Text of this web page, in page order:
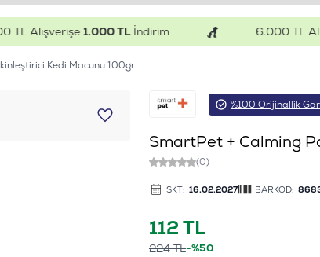
Alışverişe1.000 TLİndirim 6.000 TL
Kedi Macunu 100gr
%100 Orijinallik
SmartPet + Calming
(0)
SKT: 16.02.2027 BARKOD:
112TL
224TL-%50